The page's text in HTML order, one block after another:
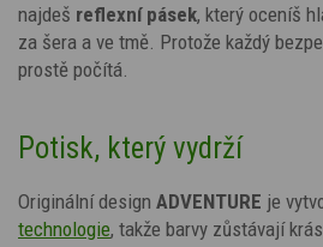
najdeš reflexní pásek, který oceníš
za šera a ve tmě. Protože každý
prostě počítá.
Potisk, který vydrží
Originální design ADVENTURE je
technologie, takže barvy zůstávají